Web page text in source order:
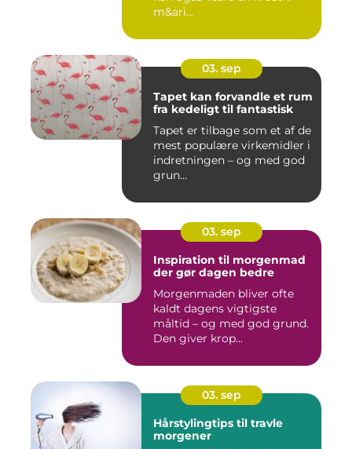
m&ari...
03. sep
Tapet kan forvandle et rum
fra kedeligt til fantastisk
Tapet er tilbage som et af de
mest populære virkemidler i
indretningen – og med god
grun...
03. sep
Inspiration til morgenmad
der gør dagen bedre
Morgenmaden bliver ofte
kaldt dagens vigtigste
måltid – og med god grund.
Den giver krop...
03. sep
Hårstylingtips til travle
morgener